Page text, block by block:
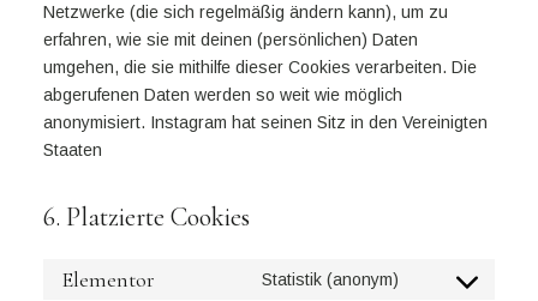
Netzwerke (die sich regelmäßig ändern kann), um zu
erfahren, wie sie mit deinen (persönlichen) Daten
umgehen, die sie mithilfe dieser Cookies verarbeiten. Die
abgerufenen Daten werden so weit wie möglich
anonymisiert. Instagram hat seinen Sitz in den Vereinigten
Staaten
6. Platzierte Cookies
Elementor Statistik (anonym)